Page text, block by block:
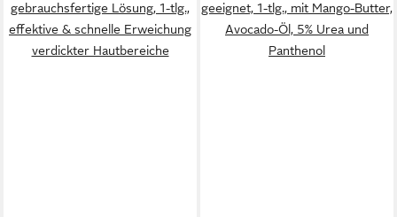
gebrauchsfertige Lösung, 1-tlg.,
effektive & schnelle Erweichung
verdickter Hautbereiche
geeignet, 1-tlg., mit Mango-Butter,
Avocado-Öl, 5% Urea und
Panthenol